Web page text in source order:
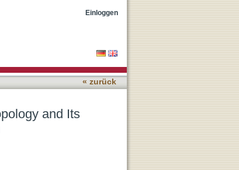
for Women in the
Einloggen
« zurück
and Its